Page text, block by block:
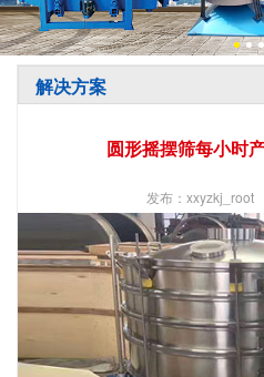
解决方案
圆形摇摆筛每小时
发布：